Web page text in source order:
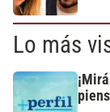
Lo más